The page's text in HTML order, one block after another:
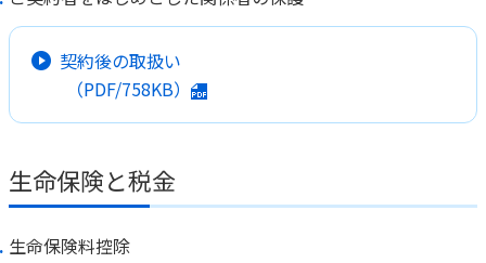
契約後の取扱い
（PDF/758KB）
生命保険と税金
生命保険料控除